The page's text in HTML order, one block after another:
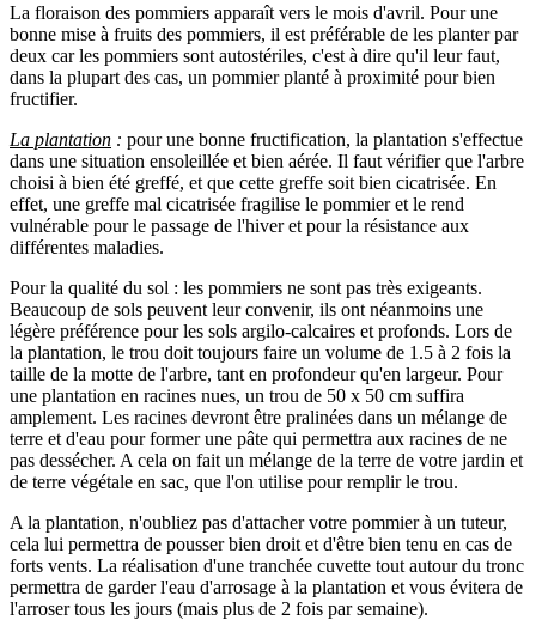
La floraison des pommiers apparaît vers le mois d'avril. Pour une
bonne mise à fruits des pommiers, il est préférable de les planter par
deux car les pommiers sont autostériles, c'est à dire qu'il leur faut,
dans la plupart des cas, un pommier planté à proximité pour bien
fructifier.
La plantation : pour une bonne fructification, la plantation s'effectue
dans une situation ensoleillée et bien aérée. Il faut vérifier que l'arbre
choisi à bien été greffé, et que cette greffe soit bien cicatrisée. En
effet, une greffe mal cicatrisée fragilise le pommier et le rend
vulnérable pour le passage de l'hiver et pour la résistance aux
différentes maladies.
Pour la qualité du sol : les pommiers ne sont pas très exigeants.
Beaucoup de sols peuvent leur convenir, ils ont néanmoins une
légère préférence pour les sols argilo-calcaires et profonds. Lors de
la plantation, le trou doit toujours faire un volume de 1.5 à 2 fois la
taille de la motte de l'arbre, tant en profondeur qu'en largeur. Pour
une plantation en racines nues, un trou de 50 x 50 cm suffira
amplement. Les racines devront être pralinées dans un mélange de
terre et d'eau pour former une pâte qui permettra aux racines de ne
pas dessécher. A cela on fait un mélange de la terre de votre jardin et
de terre végétale en sac, que l'on utilise pour remplir le trou.
A la plantation, n'oubliez pas d'attacher votre pommier à un tuteur,
cela lui permettra de pousser bien droit et d'être bien tenu en cas de
forts vents. La réalisation d'une tranchée cuvette tout autour du tronc
permettra de garder l'eau d'arrosage à la plantation et vous évitera de
l'arroser tous les jours (mais plus de 2 fois par semaine).